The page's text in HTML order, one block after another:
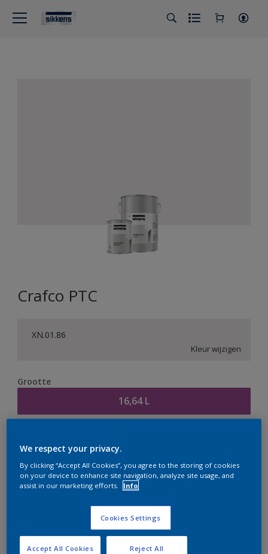
Crafco PTC
XN.01.86
Kleur wijzigen
Grootte
16,64 L
te bestellen. Houd de website in de gaten, we werken
er hard aan om de voorraad aan te vullen.
We respect your privacy.
By clicking “Accept All Cookies”, you agree to the storing of cookies
on your device to enhance site navigation, analyze site usage, and
assist in our marketing efforts.
Info
Cookies Settings
Reject All
Accept All Cookies